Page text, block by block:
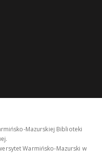
Mazurskiej Biblioteki
Warmińsko-Mazurski w